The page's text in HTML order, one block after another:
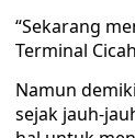
“Sekarang
Terminal
Namun
sejak jauh-